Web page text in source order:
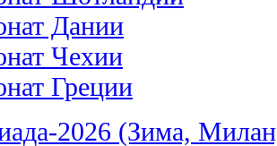
Дании
Чехии
Греции
2026 (Зима,